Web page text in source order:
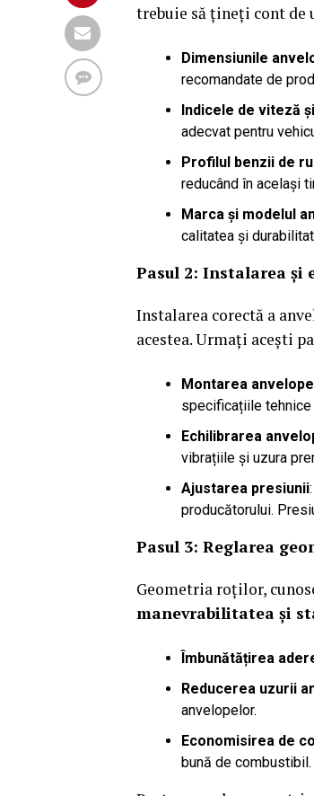
trebuie să țineți cont de
Dimensiunile
recomandate de
Indicele de viteză
adecvat pentru
Profilul benzii de
reducând în același
Marca și modelul
calitatea și
Pasul 2: Instalarea și
Instalarea corectă a
acestea. Urmați acești
Montarea
specificațiile tehnice
Echilibrarea
vibrațiile și uzura
Ajustarea presiunii
producătorului.
Pasul 3: Reglarea
Geometria roților,
manevrabilitatea și
Îmbunătățirea
Reducerea uzurii
anvelopelor.
Economisirea de
bună de combustibil.